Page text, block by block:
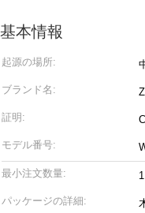
基本情報
起源の場所:
ブランド名:
証明:
モデル番号:
最小注文数量:
パッケージの詳細: